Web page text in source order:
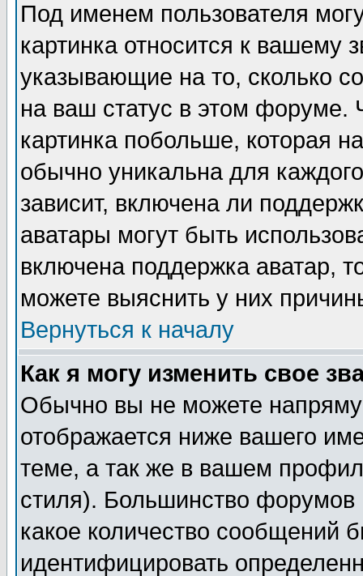
Под именем пользователя
картинка относится к вашему
указывающие на то, сколько
на ваш статус в этом форуме.
картинка побольше, которая
обычно уникальна для
зависит, включена ли
аватары могут быть
включена поддержка аватар,
можете выяснить у них
Вернуться к началу
Как я могу изменить свое
Обычно вы не можете
отображается ниже вашего
теме, а так же в вашем
стиля). Большинство форумов
какое количество сообщений
идентифицировать